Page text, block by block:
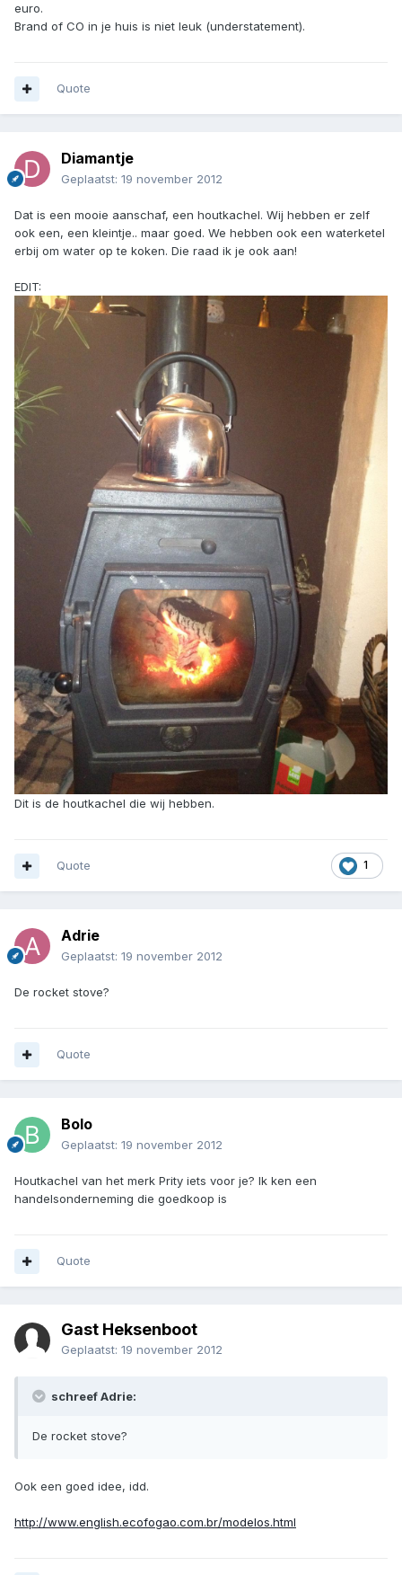
euro.
Brand of CO in je huis is niet leuk (understatement).
Quote
Diamantje
Geplaatst: 19 november 2012
Dat is een mooie aanschaf, een houtkachel. Wij hebben er zelf
ook een, een kleintje.. maar goed. We hebben ook een waterketel
erbij om water op te koken. Die raad ik je ook aan!
EDIT:
Dit is de houtkachel die wij hebben.
1
Quote
Adrie
Geplaatst: 19 november 2012
De rocket stove?
Quote
Bolo
Geplaatst: 19 november 2012
Houtkachel van het merk Prity iets voor je? Ik ken een
handelsonderneming die goedkoop is
Quote
Gast Heksenboot
Geplaatst: 19 november 2012
schreef Adrie:
De rocket stove?
Ook een goed idee, idd.
http://www.english.ecofogao.com.br/modelos.html